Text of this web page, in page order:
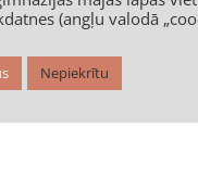
(angļu valodā
Nepiekrītu